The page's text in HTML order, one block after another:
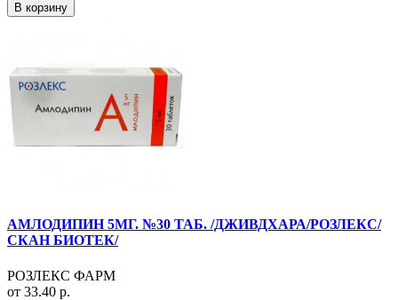
В корзину
АМЛОДИПИН 5МГ. №30 ТАБ. /ДЖИВДХАРА/РОЗЛЕКС/
СКАН БИОТЕК/
РОЗЛЕКС ФАРМ
от 33.40 р.